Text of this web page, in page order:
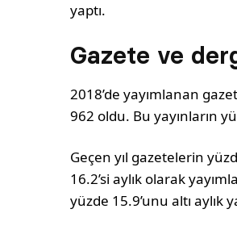
yaptı.
Gazete ve
2018’de yayımlanan
962 oldu. Bu yayınların
Geçen yıl gazetelerin
16.2’si aylık olarak
yüzde 15.9’unu altı aylık